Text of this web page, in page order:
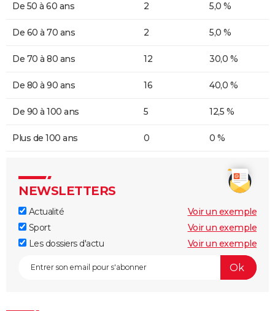
De 50 à 60 ans 2 5,0 %
De 60 à 70 ans 2 5,0 %
De 70 à 80 ans 12 30,0 %
De 80 à 90 ans 16 40,0 %
De 90 à 100 ans 5 12,5 %
Plus de 100 ans 0 0 %
NEWSLETTERS
Actualité
Voir un exemple
Sport
Voir un exemple
Les dossiers d'actu
Voir un exemple